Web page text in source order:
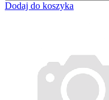
Dodaj do koszyka